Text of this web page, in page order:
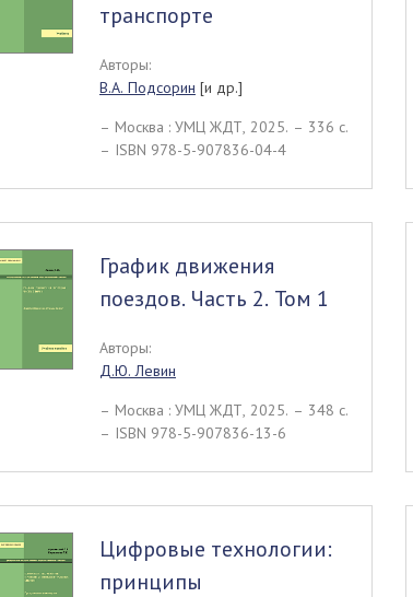
транспорте
Авторы:
В.А. Подсорин [и др.]
– Москва : УМЦ ЖДТ, 2025. – 336 c.
– ISBN 978-5-907836-04-4
График движения
поездов. Часть 2. Том 1
Авторы:
Д.Ю. Левин
– Москва : УМЦ ЖДТ, 2025. – 348 c.
– ISBN 978-5-907836-13-6
Цифровые технологии:
принципы